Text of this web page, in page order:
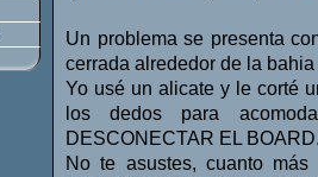
Un problema se presenta
cerrada alrededor de la
Yo usé un alicate y le corté
los dedos para
DESCONECTAR EL
No te asustes, cuanto